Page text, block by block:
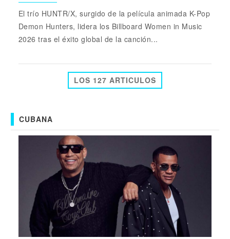
El trío HUNTR/X, surgido de la película animada K-Pop
Demon Hunters, lidera los Billboard Women in Music
2026 tras el éxito global de la canción...
LOS 127 ARTICULOS
CUBANA